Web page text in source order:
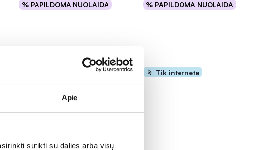
Apie
sutikti su dalies arba visų
% PAPILDOMA NUOLAIDA
Į krepšelį
% PAPILDOMA NUOLAIDA
Į krepšelį
Tik internete